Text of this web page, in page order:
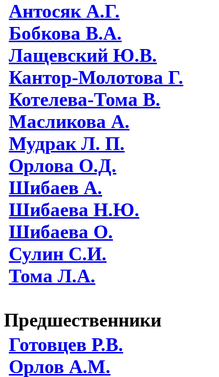
Антосяк А.Г.
Бобкова В.А.
Лащевский Ю.В.
Кантор-Молотова Г.
Котелева-Тома В.
Масликова А.
Мудрак Л. П.
Орлова О.Д.
Шибаев А.
Шибаева Н.Ю.
Шибаева O.
Сулин С.И.
Тома Л.А.
Предшественники
Готовцев Р.В.
Орлов А.М.